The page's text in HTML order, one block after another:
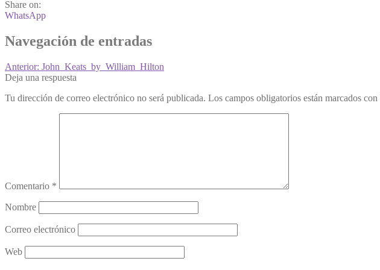
Share on:
WhatsApp
Navegación de entradas
Anterior: John_Keats_by_William_Hilton
Deja una respuesta
Tu dirección de correo electrónico no será publicada. Los campos obligatorios están marcados con
Comentario *
Nombre
Correo electrónico
Web